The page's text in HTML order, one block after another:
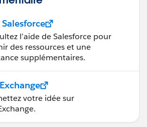
l’aide de Salesforce pour
des ressources et une
supplémentaires.
votre idée sur